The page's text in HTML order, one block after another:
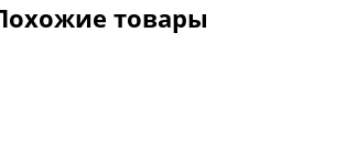
товары